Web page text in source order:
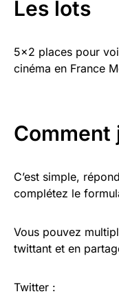
Les lots
5×2 places pour
cinéma en France
Comment
C’est simple,
complétez le
Vous pouvez
twittant et en
Twitter :